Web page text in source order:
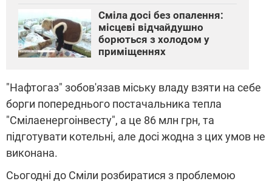
Сміла досі без опалення:
місцеві відчайдушно
борються з холодом у
приміщеннях
"Нафтогаз" зобов'язав міську владу взяти на себе
борги попереднього постачальника тепла
"Смілаенергоінвесту", а це 86 млн грн, та
підготувати котельні, але досі жодна з цих умов не
виконана.
Сьогодні до Сміли розбиратися з проблемою